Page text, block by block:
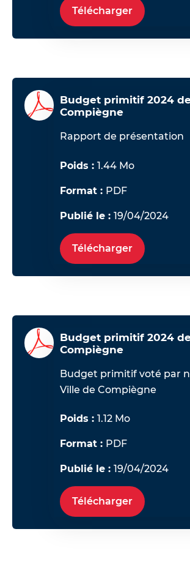
Télécharger
Budget primitif 2024
Compiègne
Rapport de présentation
Poids :1.44 Mo
Format : PDF
Publié le :19/04/2024
Télécharger
Budget primitif 2024
Compiègne
Budget primitifvoté par
Ville de Compiègne
Poids :1.12 Mo
Format : PDF
Publié le :19/04/2024
Télécharger